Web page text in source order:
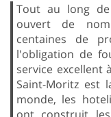
Tout au long
ouvert de
centaines de
l'obligation de
service excellent
Saint-Moritz est
monde, les